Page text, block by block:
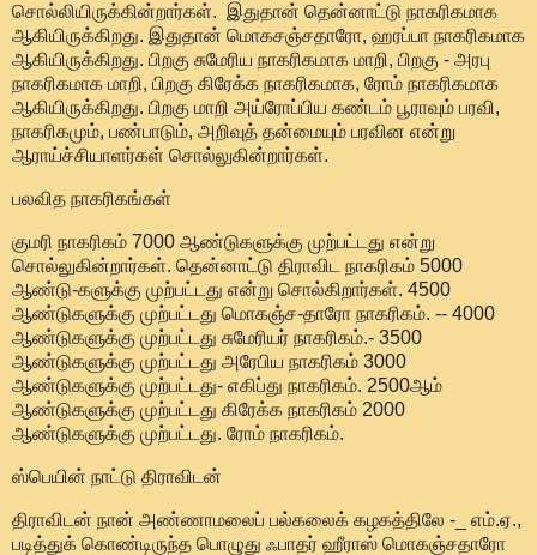
சொல்லியிருக்கின்றார்கள். இதுதான் தென்னாட்டு நாகரிகமாக
ஆகியிருக்கிறது. இதுதான் மொகசஞ்சதாரோ, ஹரப்பா நாகரிகமாக
ஆகியிருக்கிறது. பிறகு சுமேரிய நாகரிகமாக மாறி, பிறகு - அரபு
நாகரிகமாக மாறி, பிறகு கிரேக்க நாகரிகமாக, ரோம் நாகரிகமாக
ஆகியிருக்கிறது. பிறகு மாறி அய்ரோப்பிய கண்டம் பூராவும் பரவி,
நாகரிகமும், பண்பாடும், அறிவுத் தன்மையும் பரவின என்று
ஆராய்ச்சியாளர்கள் சொல்லுகின்றார்கள்.
பலவித நாகரிகங்கள்
குமரி நாகரிகம் 7000 ஆண்டுகளுக்கு முற்பட்டது என்று
சொல்லுகின்றார்கள். தென்னாட்டு திராவிட நாகரிகம் 5000
ஆண்டு-களுக்கு முற்பட்டது என்று சொல்கிறார்கள். 4500
ஆண்டுகளுக்கு முற்பட்டது மொகஞ்ச-தாரோ நாகரிகம். -- 4000
ஆண்டுகளுக்கு முற்பட்டது சுமேரியர் நாகரிகம்.- 3500
ஆண்டுகளுக்கு முற்பட்டது அரேபிய நாகரிகம் 3000
ஆண்டுகளுக்கு முற்பட்டது- எகிப்து நாகரிகம். 2500ஆம்
ஆண்டுகளுக்கு முற்பட்டது கிரேக்க நாகரிகம் 2000
ஆண்டுகளுக்கு முற்பட்டது. ரோம் நாகரிகம்.
ஸ்பெயின் நாட்டு திராவிடன்
திராவிடன் நான் அண்ணாமலைப் பல்கலைக் கழகத்திலே -_ எம்.ஏ.,
படித்துக் கொண்டிருந்த பொழுது ஃபாதர் ஹீராஸ் மொகஞ்சதாரோ